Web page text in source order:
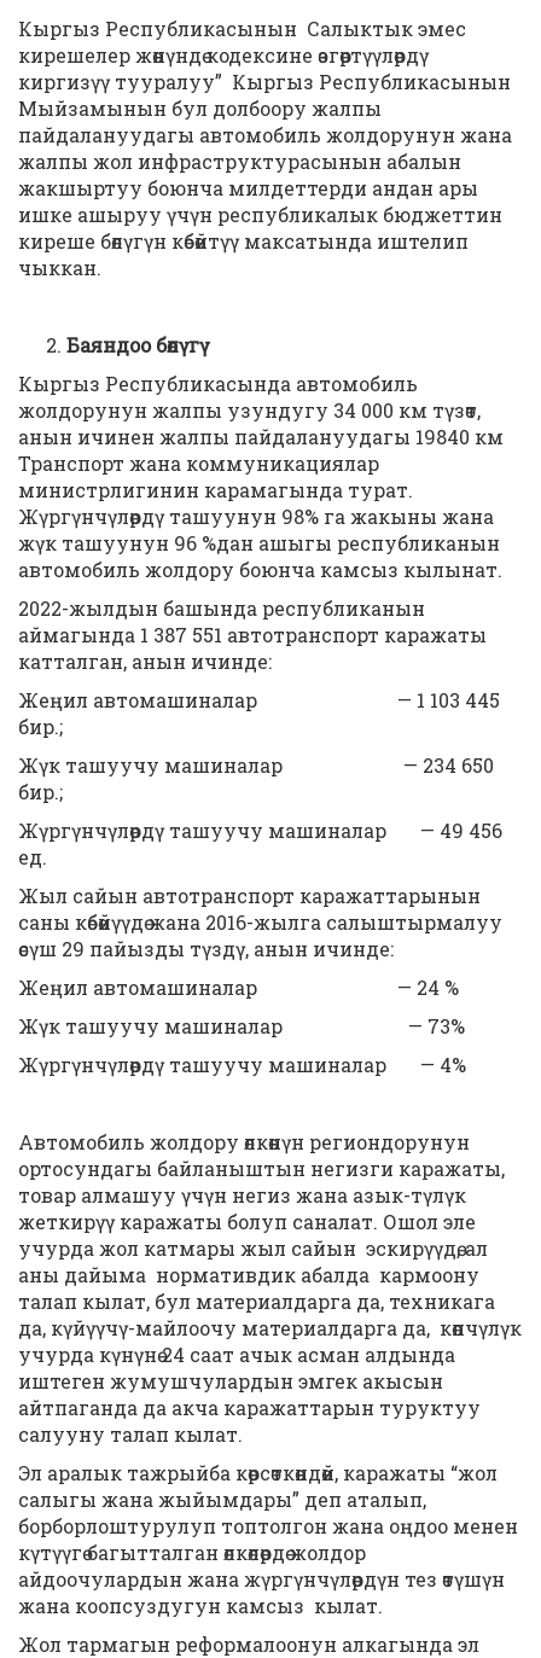
Кыргыз Республикасынын Салыктык эмес
кирешелер жөнүндө кодексине өзгөртүүлөрдү
киргизүү тууралуу” Кыргыз Республикасынын
Мыйзамынын бул долбоору жалпы
пайдалануудагы автомобиль жолдорунун жана
жалпы жол инфраструктурасынын абалын
жакшыртуу боюнча милдеттерди андан ары
ишке ашыруу үчүн республикалык бюджеттин
киреше бөлүгүн көбөйтүү максатында иштелип
чыккан.
Баяндоо бөлүгү
Кыргыз Республикасында автомобиль
жолдорунун жалпы узундугу 34 000 км түзөт,
анын ичинен жалпы пайдалануудагы 19840 км
Транспорт жана коммуникациялар
министрлигинин карамагында турат.
Жүргүнчүлөрдү ташуунун 98% га жакыны жана
жүк ташуунун 96 %дан ашыгы республиканын
автомобиль жолдору боюнча камсыз кылынат.
2022-жылдын башында республиканын
аймагында 1 387 551 автотранспорт каражаты
катталган, анын ичинде:
Жеңил автомашиналар — 1 103 445
бир.;
Жүк ташуучу машиналар — 234 650
бир.;
Жүргүнчүлөрдү ташуучу машиналар — 49 456
ед.
Жыл сайын автотранспорт каражаттарынын
саны көбөйүүдө жана 2016-жылга салыштырмалуу
өсүш 29 пайызды түздү, анын ичинде:
Жеңил автомашиналар — 24 %
Жүк ташуучу машиналар — 73%
Жүргүнчүлөрдү ташуучу машиналар — 4%
Автомобиль жолдору өлкөнүн региондорунун
ортосундагы байланыштын негизги каражаты,
товар алмашуу үчүн негиз жана азык-түлүк
жеткирүү каражаты болуп саналат. Ошол эле
учурда жол катмары жыл сайын эскирүүдө, ал
аны дайыма нормативдик абалда кармоону
талап кылат, бул материалдарга да, техникага
да, күйүүчү-майлоочу материалдарга да, көпчүлүк
учурда күнүнө 24 саат ачык асман алдында
иштеген жумушчулардын эмгек акысын
айтпаганда да акча каражаттарын туруктуу
салууну талап кылат.
Эл аралык тажрыйба көрсөткөндөй, каражаты “жол
салыгы жана жыйымдары” деп аталып,
борборлоштурулуп топтолгон жана оңдоо менен
күтүүгө багытталган өлкөлөрдө жолдор
айдоочулардын жана жүргүнчүлөрдүн тез өтүшүн
жана коопсуздугун камсыз кылат.
Жол тармагын реформалоонун алкагында эл